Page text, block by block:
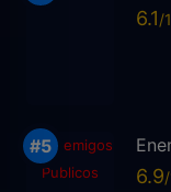
6.1
6.9